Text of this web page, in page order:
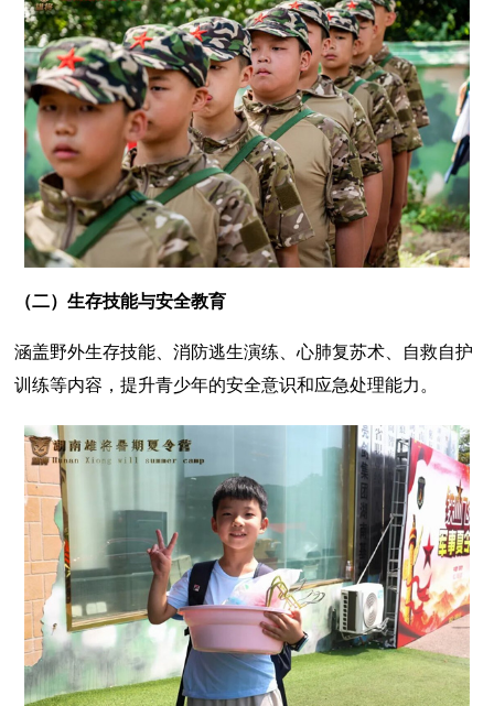
（二）生存技能与安全教育
涵盖野外生存技能、消防逃生演练、心肺复苏术、自救自护
训练等内容，提升青少年的安全意识和应急处理能力。